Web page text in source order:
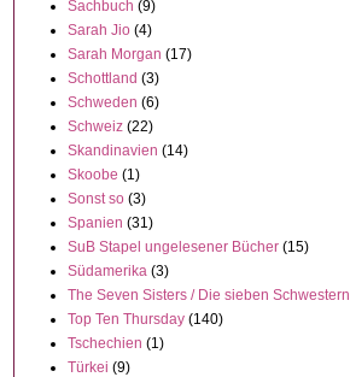
Sachbuch (9)
Sarah Jio (4)
Sarah Morgan (17)
Schottland (3)
Schweden (6)
Schweiz (22)
Skandinavien (14)
Skoobe (1)
Sonst so (3)
Spanien (31)
SuB Stapel ungelesener Bücher (15)
Südamerika (3)
The Seven Sisters / Die sieben Schwestern
Top Ten Thursday (140)
Tschechien (1)
Türkei (9)